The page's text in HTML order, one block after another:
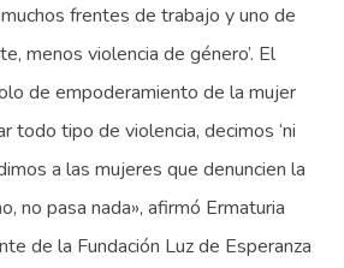
frentes de trabajo y uno de
menos violencia de género’. El
de empoderamiento de la mujer
todo tipo de violencia, decimos ‘ni
a las mujeres que denuncien la
no pasa nada», afirmó Ermaturia
de la Fundación Luz de Esperanza